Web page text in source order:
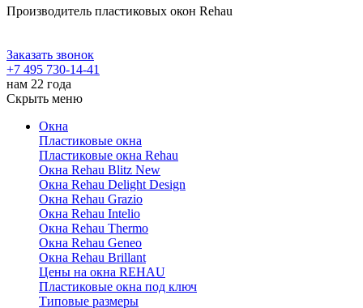
Производитель пластиковых окон Rehau
Заказать звонок
+7 495 730-14-41
нам 22 года
Скрыть меню
Окна
Пластиковые окна
Пластиковые окна Rehau
Окна Rehau Blitz New
Окна Rehau Delight Design
Окна Rehau Grazio
Окна Rehau Intelio
Окна Rehau Thermo
Окна Rehau Geneo
Окна Rehau Brillant
Цены на окна REHAU
Пластиковые окна под ключ
Типовые размеры